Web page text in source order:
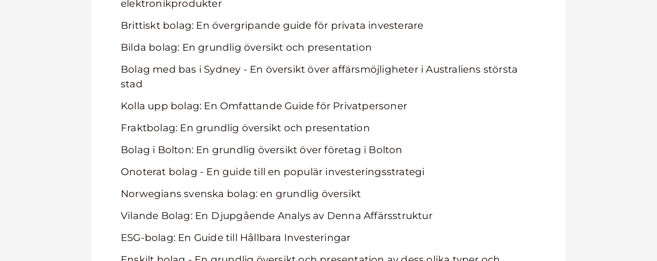
elektronikprodukter
Brittiskt bolag: En övergripande guide för privata investerare
Bilda bolag: En grundlig översikt och presentation
Bolag med bas i Sydney - En översikt över affärsmöjligheter i Australiens största
stad
Kolla upp bolag: En Omfattande Guide för Privatpersoner
Fraktbolag: En grundlig översikt och presentation
Bolag i Bolton: En grundlig översikt över företag i Bolton
Onoterat bolag - En guide till en populär investeringsstrategi
Norwegians svenska bolag: en grundlig översikt
Vilande Bolag: En Djupgående Analys av Denna Affärsstruktur
ESG-bolag: En Guide till Hållbara Investeringar